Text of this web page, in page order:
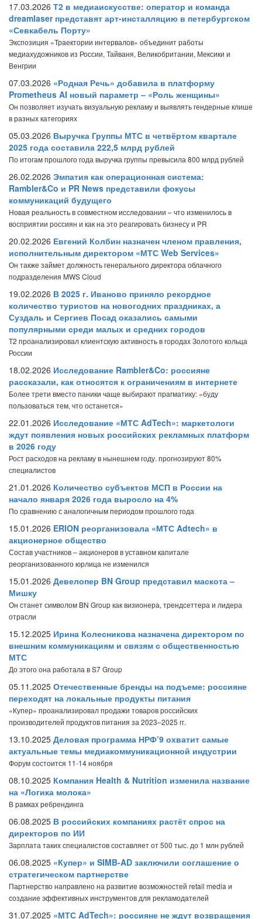
17.03.2026 Т2 в медиаискусстве: оператор и команда
dreamlaser представят арт-инсталляцию в петербургском
«Севкабель Порту»
Экспозиция «Траектории интервалов» объединит работы
медиахудожников из России, Тайваня, Великобритании, Мексики и
Венгрии
07.03.2026 «Родная Речь» добавила в платформу
Prometheus AI новый параметр – «Роль женщины»
Он позволяет изучать визуальную рекламу и выявлять гендерные клише
в разных категориях
05.03.2026 Выручка Группы МТС в четвёртом квартале
2025 года составила 222,5 млрд рублей
По итогам прошлого года выручка группы превысила 800 млрд рублей
26.02.2026 Эмпатия как операционная система:
Rambler&Co и PR News представили фокусы
коммуникаций будущего
Новая реальность в совместном исследовании – что изменилось в
восприятии россиян и как на это реагировать бизнесу и PR
20.02.2026 Евгений Колбин назначен членом правления,
исполнительным директором «МТС Web Services»
Он также займет должность генерального директора облачного
подразделения MWS Cloud
19.02.2026 В 2025 г. Иваново приняло рекордное
количество туристов на новогодних праздниках, а
Суздаль и Сергиев Посад оказались самыми
популярными среди малых и средних городов
T2 проанализировал клиентскую активность в городах Золотого кольца
России
18.02.2026 Исследование Rambler&Co: россияне
рассказали, как относятся к ограничениям в интернете
Более трети вместо паники чаще выбирают прагматику: «буду
пользоваться тем, что останется»
22.01.2026 Исследование «МТС AdTech»: маркетологи
ждут появления новых российских рекламных платформ
в 2026 году
Рост расходов на рекламу в нынешнем году. прогнозируют 80%
специалистов
21.01.2026 Количество субъектов МСП в России на
начало января 2026 года выросло на 4%
По сравнению с аналогичным периодом прошлого года
15.01.2026 ERION реорганизовала «МТС Adtech» в
акционерное общество
Состав участников – акционеров в уставном капитале
реорганизованного юрлица не изменился
15.01.2026 Девелопер BN Group представил маскота –
Мишку
Он станет символом BN Group как визионера, трендсеттера и лидера
отрасли
15.12.2025 Ирина Колесникова назначена директором по
внешним коммуникациям и связям с общественностью
МТС
До этого она работала в S7 Group
05.11.2025 Отечественные бренды на подъеме: россияне
переходят на локальные продукты питания
«Купер» проанализировал продажи товаров российских
производителей продуктов питания за 2023–2025 гг.
13.10.2025 Деловая программа НРФ’9 охватит самые
актуальные темы медиакоммуникационной индустрии
Форум состоится 11-14 ноября
08.10.2025 Компания Health & Nutrition изменила название
на «Логика молока»
В рамках ребрендинга
06.08.2025 В российских компаниях растёт спрос на
директоров по ИИ
Зарплата таких специалистов составляет от 500 тыс. до 1 млн рублей
06.08.2025 «Купер» и SIMB-AD заключили соглашение о
стратегическом партнерстве
Партнерство направлено на развитие возможностей retail media и
создание эффективных инструментов для рекламодателей
31.07.2025 «МТС AdTech»: россияне не ждут возвращения